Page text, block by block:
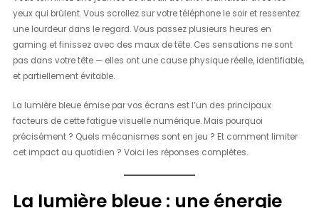
yeux qui brûlent. Vous scrollez sur votre téléphone le soir et ressentez
une lourdeur dans le regard. Vous passez plusieurs heures en
gaming et finissez avec des maux de tête. Ces sensations ne sont
pas dans votre tête — elles ont une cause physique réelle, identifiable,
et partiellement évitable.
La lumière bleue émise par vos écrans est l’un des principaux
facteurs de cette fatigue visuelle numérique. Mais pourquoi
précisément ? Quels mécanismes sont en jeu ? Et comment limiter
cet impact au quotidien ? Voici les réponses complètes.
La lumière bleue : une énergie